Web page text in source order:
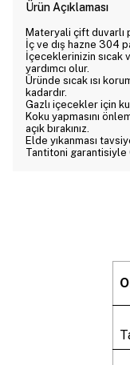
Ürün Açıklaması
Materyali çift duvarlı
İç ve dış hazne 304
İçeceklerinizin sıcak
yardımcı olur.
Üründe sıcak ısı
kadardır.
Gazlı içecekler için
Koku yapmasını
açık bırakınız.
Elde yıkanması
Tantitoni garantisiyle